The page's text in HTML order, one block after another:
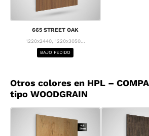
665 STREET OAK
1220x2440, 1220x3050...
BAJO PEDIDO
Otros colores en HPL –
tipo WOODGRAIN